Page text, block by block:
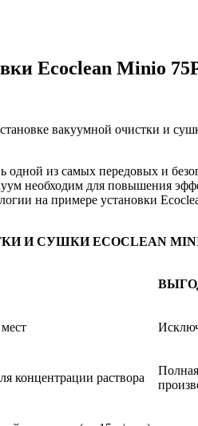
Ecoclean Minio
вакуумной очистки и
одной из самых передовых и
необходим для повышения
на примере установки
И СУШКИECOCLEAN
концентрации раствора